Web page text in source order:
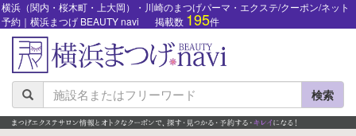
横浜（関内・桜木町・上大岡）・川崎のまつげパーマ・エクステ/クーポン/ネット
予約｜横浜まつげ BEAUTY navi
掲載数 195件
検索